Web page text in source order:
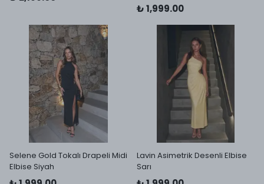
₺ 1,999.00
Selene Gold Tokalı Drapeli Midi
Elbise Siyah
Lavin Asimetrik Desenli Elbise
Sarı